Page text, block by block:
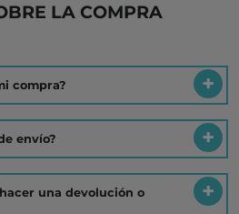
LA COMPRA
compra?
envío?
una devolución o